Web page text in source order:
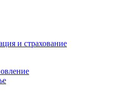
и страхование